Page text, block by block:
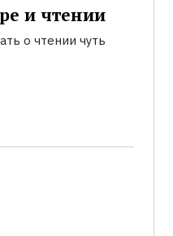
и чтении
о чтении чуть